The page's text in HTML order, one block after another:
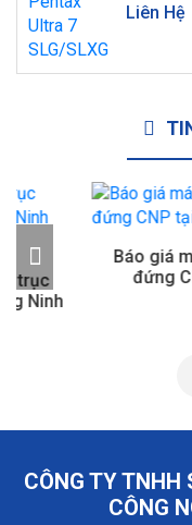
Liên Hệ
Báo giá máy bơm
đứng CNP tại HN
CÔNG TY TNHH
CÔNG